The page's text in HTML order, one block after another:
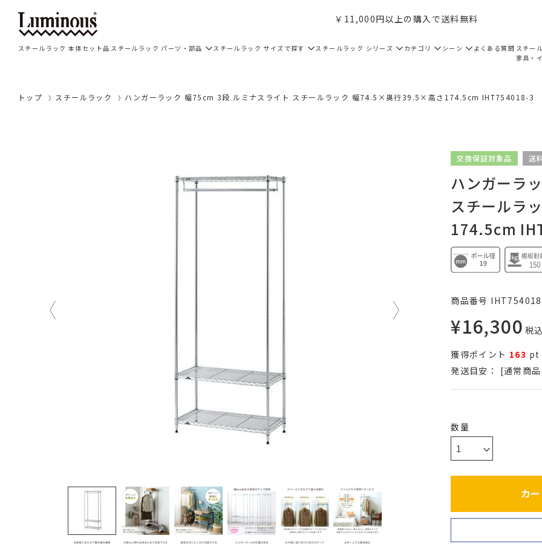
￥11,000円以上の購入で送料無料
スチールラック 本体セット品 スチールラック パーツ・部品 スチールラック サイズで探す スチールラック シリーズ カテゴリ シーン よくある質問 スチー
家具・
トップ スチールラック ハンガーラック 幅75cm 3段 ルミナスライト スチールラック 幅74.5×奥行39.5×高さ174.5cm IHT754018-3
交換保証対象品 送
ハンガーラ
スチールラ
174.5cm
商品番号
¥16,300 税
獲得ポイント 163 pt
発送目安：
[通常商
カ